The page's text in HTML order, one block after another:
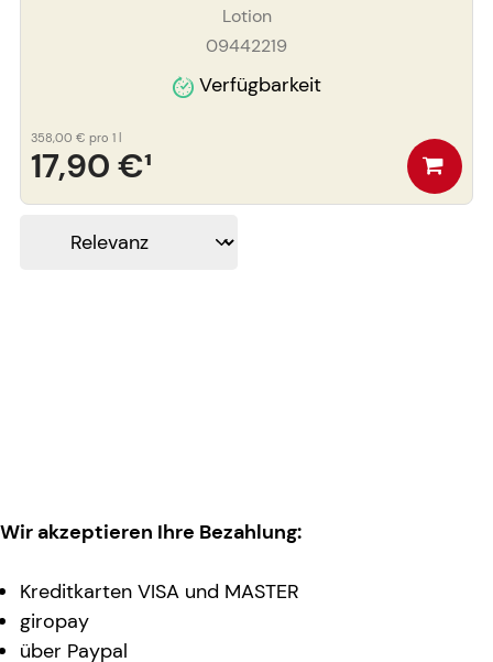
Lotion
09442219
Verfügbarkeit
17,90 €¹
358,00 € pro 1 l
Wir akzeptieren Ihre Bezahlung:
Kreditkarten VISA und MASTER
giropay
über Paypal